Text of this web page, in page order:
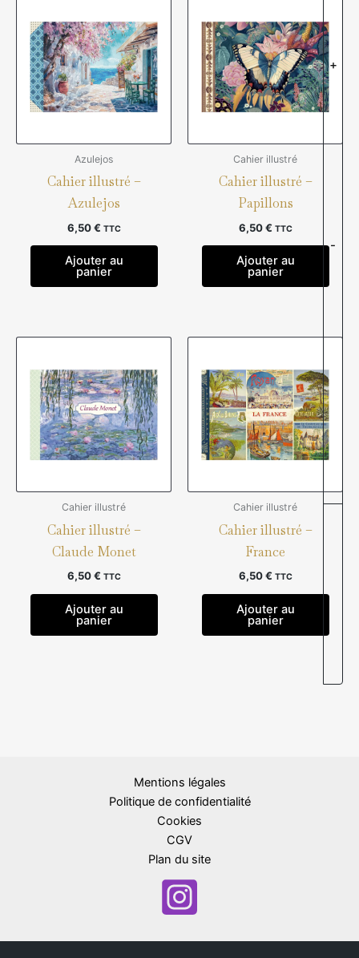
-
+
Azulejos
Cahier illustré –
Azulejos
6,50€ TTC
Ajouter au
panier
Cahier illustré
Cahier illustré –
Papillons
6,50€ TTC
Ajouter au
panier
Cahier illustré
Cahier illustré –
Claude Monet
6,50€ TTC
Ajouter au
panier
Cahier illustré
Cahier illustré –
France
6,50€ TTC
Ajouter au
panier
Mentions légales
Politique de confidentialité
Cookies
CGV
Plan du site